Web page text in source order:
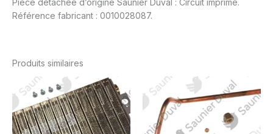
Pièce détachée d’origine Saunier Duval : Circuit imprimé.
Référence fabricant : 0010028087.
Produits similaires